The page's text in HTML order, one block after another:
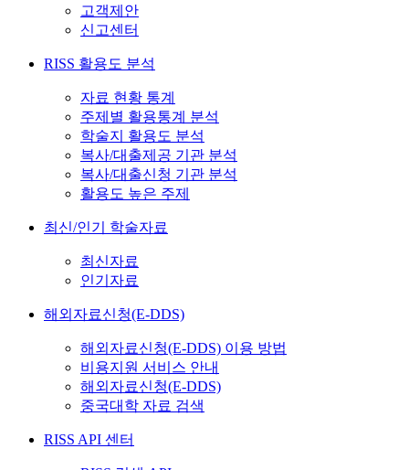
고객제안
신고센터
RISS 활용도 분석
자료 현황 통계
주제별 활용통계 분석
학술지 활용도 분석
복사/대출제공 기관 분석
복사/대출신청 기관 분석
활용도 높은 주제
최신/인기 학술자료
최신자료
인기자료
해외자료신청(E-DDS)
해외자료신청(E-DDS) 이용 방법
비용지원 서비스 안내
해외자료신청(E-DDS)
중국대학 자료 검색
RISS API 센터